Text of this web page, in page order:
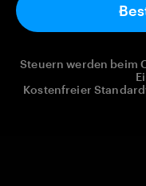
Steuern werden beim
Kostenfreier